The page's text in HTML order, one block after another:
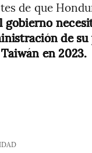
de que
gobierno
de su
en 2023.